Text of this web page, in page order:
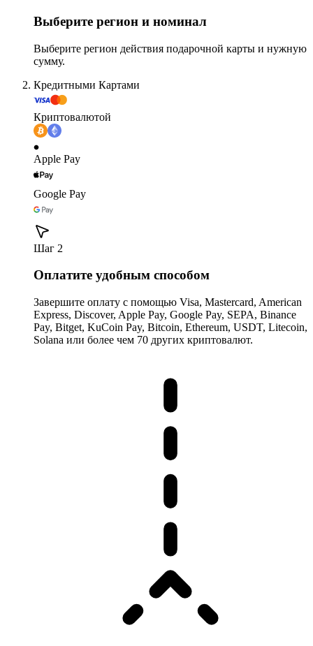
Выберите регион и номинал
Выберите регион действия подарочной карты и нужную
сумму.
Кредитными Картами
Криптовалютой
Apple Pay
Google Pay
Шаг 2
Оплатите удобным способом
Завершите оплату с помощью Visa, Mastercard, American
Express, Discover, Apple Pay, Google Pay, SEPA, Binance
Pay, Bitget, KuCoin Pay, Bitcoin, Ethereum, USDT, Litecoin,
Solana или более чем 70 других криптовалют.